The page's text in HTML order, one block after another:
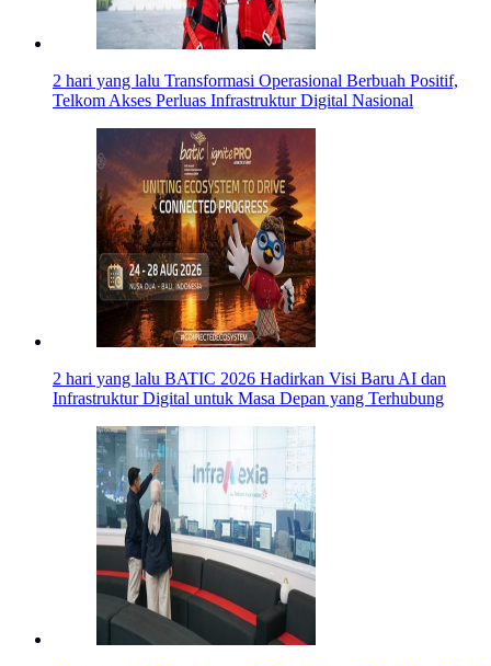
2 hari yang lalu Transformasi Operasional Berbuah Positif,
Telkom Akses Perluas Infrastruktur Digital Nasional
2 hari yang lalu BATIC 2026 Hadirkan Visi Baru AI dan
Infrastruktur Digital untuk Masa Depan yang Terhubung